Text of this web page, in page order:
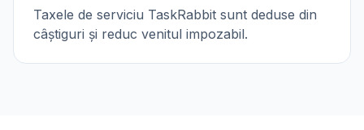
Taxele de serviciu TaskRabbit sunt deduse din
câștiguri și reduc venitul impozabil.